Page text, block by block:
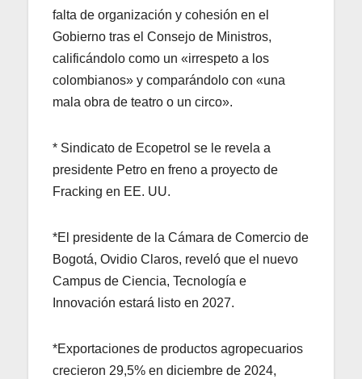
falta de organización y cohesión en el
Gobierno tras el Consejo de Ministros,
calificándolo como un «irrespeto a los
colombianos» y comparándolo con «una
mala obra de teatro o un circo».
* Sindicato de Ecopetrol se le revela a
presidente Petro en freno a proyecto de
Fracking en EE. UU.
*El presidente de la Cámara de Comercio de
Bogotá, Ovidio Claros, reveló que el nuevo
Campus de Ciencia, Tecnología e
Innovación estará listo en 2027.
*Exportaciones de productos agropecuarios
crecieron 29,5% en diciembre de 2024,